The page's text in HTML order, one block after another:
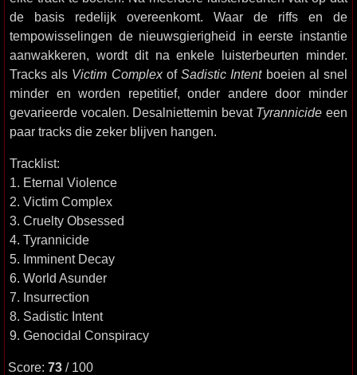
de basis redelijk overeenkomt. Waar de riffs en de
tempowisselingen de nieuwsgierigheid in eerste instantie
aanwakkeren, wordt dit na enkele luisterbeurten minder.
Tracks als Victim ComplexofSadistic Intentboeien al snel
minder en worden repetitief, onder andere door minder
gevarieerde vocalen. Desalniettemin bevat Tyrannicide een
paar tracks die zeker blijven hangen.
Tracklist:
1. Eternal Violence
2. Victim Complex
3. Cruelty Obsessed
4. Tyrannicide
5. Imminent Decay
6. World Asunder
7. Insurrection
8. Sadistic Intent
9. Genocidal Conspiracy
Score: 73 / 100